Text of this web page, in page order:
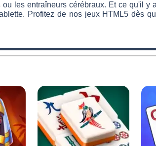
les entraîneurs cérébraux. Et ce qu'il y
Profitez de nos jeux HTML5 dès